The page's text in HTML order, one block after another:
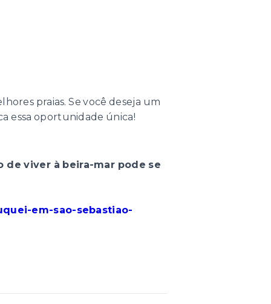
praias. Se você deseja um
essa oportunidade única!
de viver à beira-mar pode se
em-sao-sebastiao-